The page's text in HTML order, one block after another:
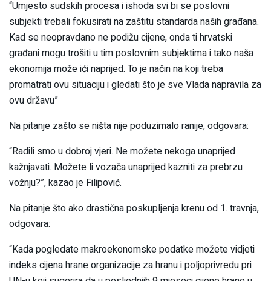
“Umjesto sudskih procesa i ishoda svi bi se poslovni
subjekti trebali fokusirati na zaštitu standarda naših građana.
Kad se neopravdano ne podižu cijene, onda ti hrvatski
građani mogu trošiti u tim poslovnim subjektima i tako naša
ekonomija može ići naprijed. To je način na koji treba
promatrati ovu situaciju i gledati što je sve Vlada napravila za
ovu državu”
Na pitanje zašto se ništa nije poduzimalo ranije, odgovara:
“Radili smo u dobroj vjeri. Ne možete nekoga unaprijed
kažnjavati. Možete li vozača unaprijed kazniti za prebrzu
vožnju?”, kazao je Filipović.
Na pitanje što ako drastična poskupljenja krenu od 1. travnja,
odgovara:
“Kada pogledate makroekonomske podatke možete vidjeti
indeks cijena hrane organizacije za hranu i poljoprivredu pri